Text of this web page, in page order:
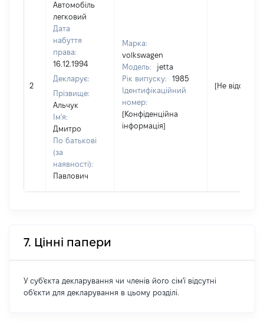
2
Автомобіль
легковий
Дата
набуття
права:
16.12.1994
Декларує:
Прізвище:
Альчук
Ім'я:
Дмитро
По батькові
(за
наявності):
Павлович
Марка:
volkswagen
Модель:
jetta
Рік випуску:
1985
Ідентифікаційний
номер:
[Конфіденційна
інформація]
[Не відомо]
7. Цінні папери
У суб'єкта декларування чи членів його сім'ї відсутні
об'єкти для декларування в цьому розділі.